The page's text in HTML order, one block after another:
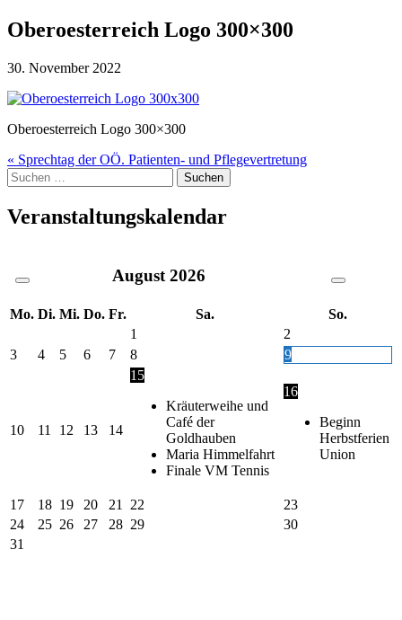
Oberoesterreich Logo 300×300
30. November 2022
Oberoesterreich Logo 300×300
Beitragsnavigation
« Sprechtag der OÖ. Patienten- und Pflegevertretung
Suche
nach:
Veranstaltungskalendar
August 2026
Mo. Di. Mi. Do. Fr. Sa.
So.
1
2
3
4 5 6 7 8 9
10 11 12 13 14
15
Kräuterweihe und
Café der
Goldhauben
Maria Himmelfahrt
Finale VM Tennis
16
Beginn
Herbstferien
Union
17 18 19 20 21 22
23
24
25 26 27 28 29
30
31